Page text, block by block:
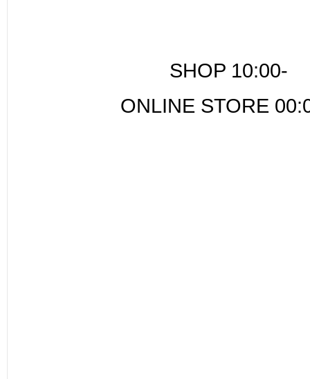
SHOP 10:00-
ONLINE STORE